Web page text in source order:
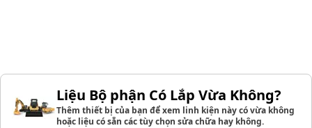
Liệu Bộ phận Có Lắp Vừa Không?
Thêm thiết bị của bạn để xem linh kiện này có vừa không
hoặc liệu có sẵn các tùy chọn sửa chữa hay không.